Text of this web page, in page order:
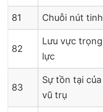
81 Chuỗi nút tinh
82
Lưu vực trọng
lực
83
Sự tồn tại của
vũ trụ